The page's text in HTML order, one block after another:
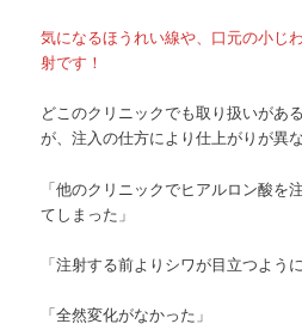
気になるほうれい線や、口元の小じ
射です！
どこのクリニックでも取り扱いがあ
が、注入の仕方により仕上がりが異
「他のクリニックでヒアルロン酸を
てしまった」
「注射する前よりシワが目立つよう
「全然変化がなかった」